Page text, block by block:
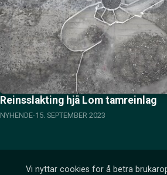
Reinsslakting hjå Lom tamreinlag
NYHENDE 15. SEPTEMBER 2023
Vi nyttar cookies for å betra